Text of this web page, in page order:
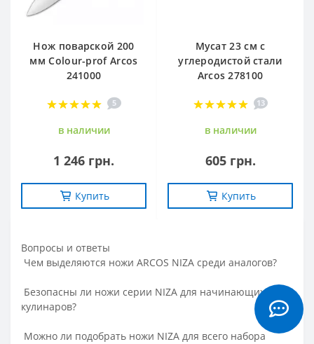
Нож поварской 200
мм Сolour-prof Arcos
241000
5
в наличии
1 246 грн.
Купить
Мусат 23 см с
углеродистой стали
Arcos 278100
13
в наличии
605 грн.
Купить
Вопросы и ответы
Чем выделяются ножи ARCOS NIZA среди аналогов?
Безопасны ли ножи серии NIZA для начинающих
кулинаров?
Можно ли подобрать ножи NIZA для всего набора